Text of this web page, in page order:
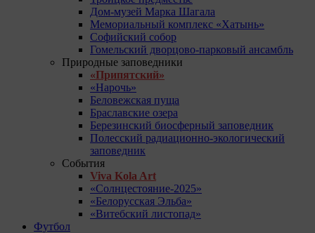
Дом-музей Марка Шагала
Мемориальный комплекс «Хатынь»
Софийский собор
Гомельский дворцово-парковый ансамбль
Природные заповедники
«Припятский»
«Нарочь»
Беловежская пуща
Браславские озера
Березинский биосферный заповедник
Полесский радиационно-экологический
заповедник
События
Viva Kola Art
«Солнцестояние-2025»
«Белорусская Эльба»
«Витебский листопад»
Футбол